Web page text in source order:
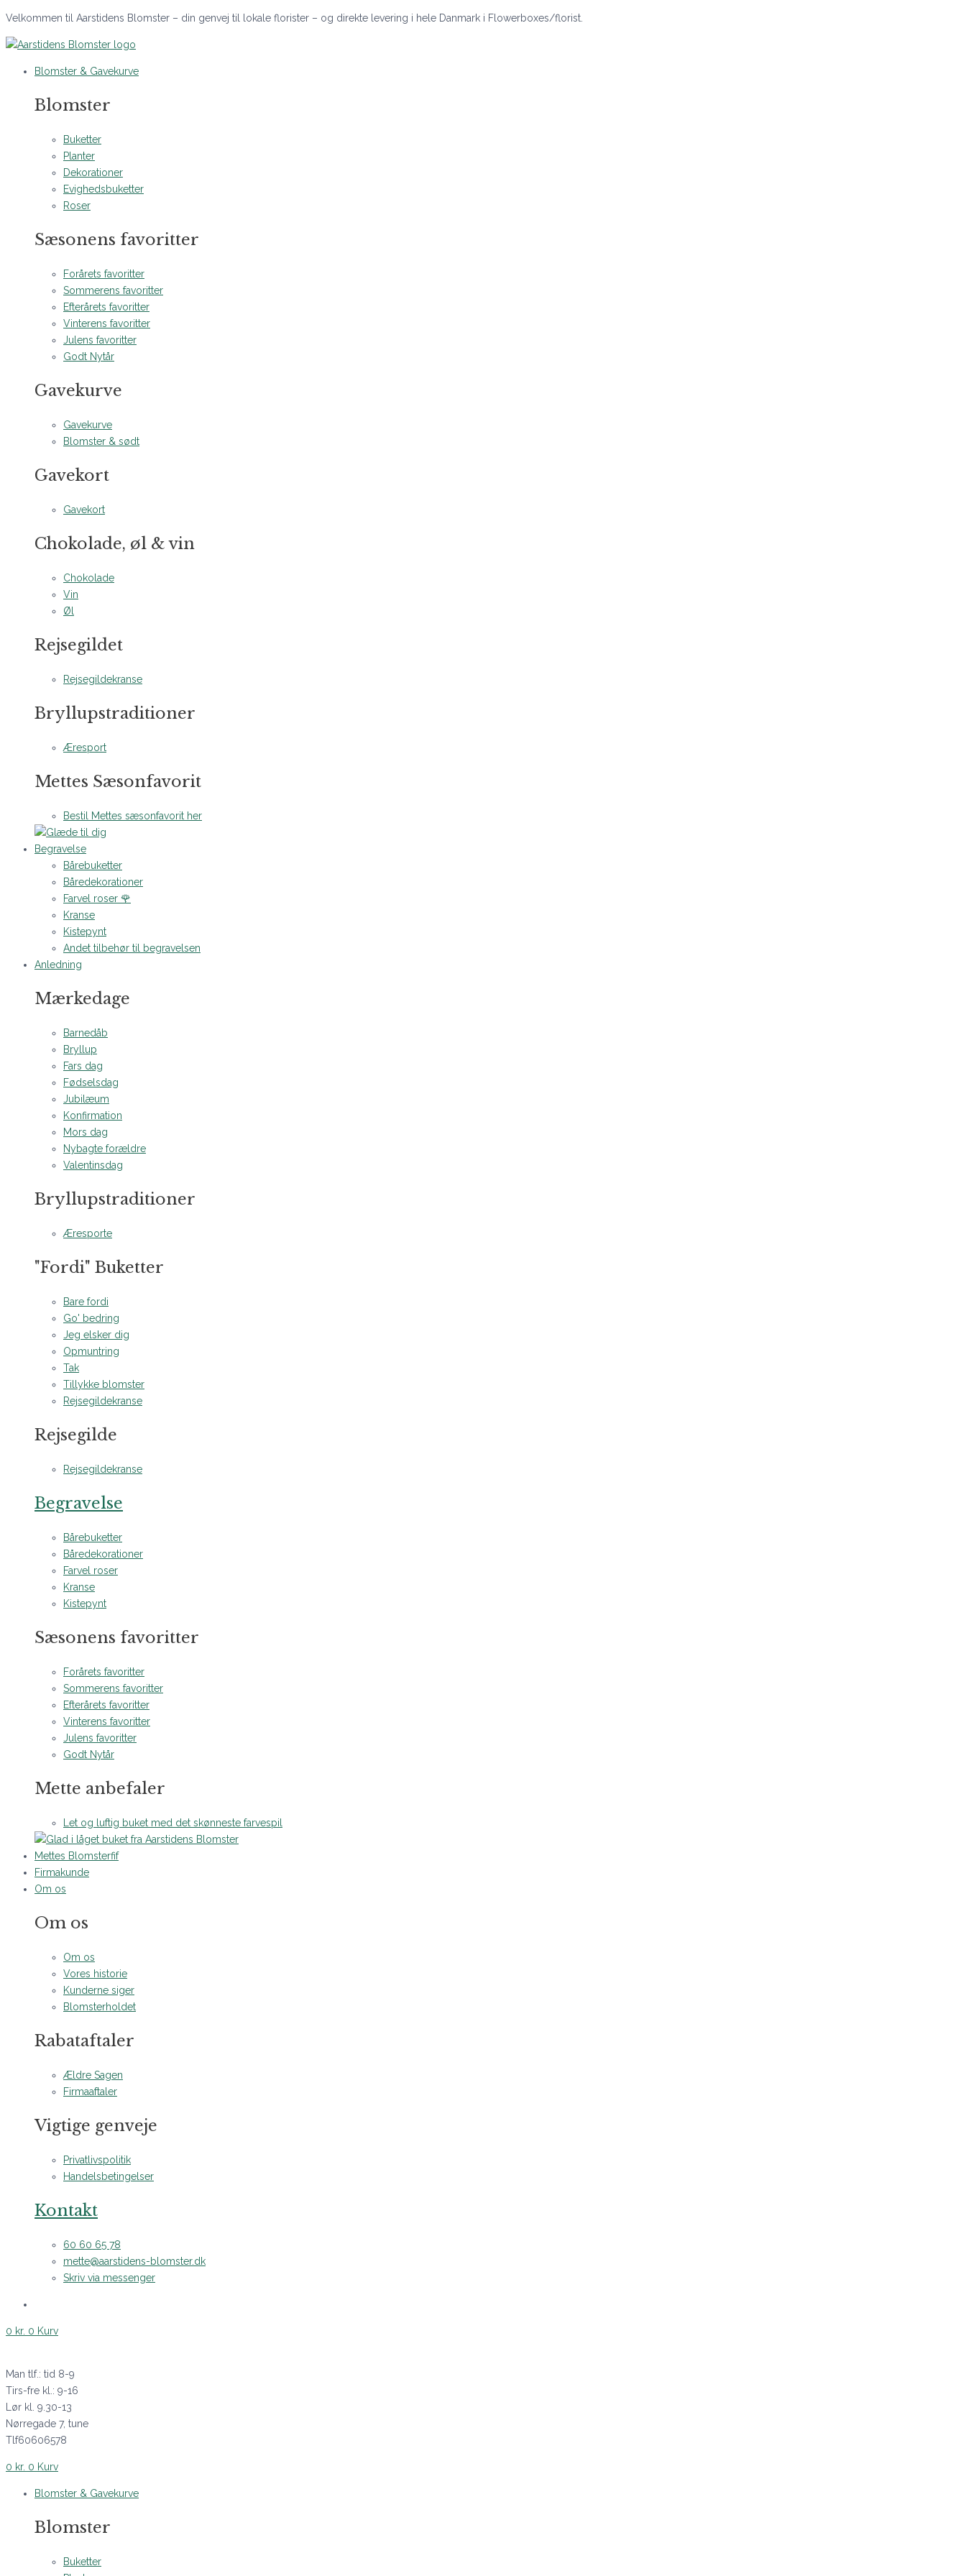
Gå
indholdet
Velkommen til Aarstidens Blomster – din genvej til lokale florister – og direkte levering i hele Danmark i Flowerboxes/florist.
Blomster & Gavekurve
Blomster
Buketter
Planter
Dekorationer
Evighedsbuketter
Roser
Sæsonens favoritter
Forårets favoritter
Sommerens favoritter
Efterårets favoritter
Vinterens favoritter
Julens favoritter
Godt Nytår
Gavekurve
Gavekurve
Blomster & sødt
Gavekort
Gavekort
Chokolade, øl & vin
Chokolade
Vin
Øl
Rejsegildet
Rejsegildekranse
Bryllupstraditioner
Æresport
Mettes Sæsonfavorit
Bestil Mettes sæsonfavorit her
Begravelse
Bårebuketter
Båredekorationer
Farvel roser 🌹
Kranse
Kistepynt
Andet tilbehør til begravelsen
Anledning
Mærkedage
Barnedåb
Bryllup
Fars dag
Fødselsdag
Jubilæum
Konfirmation
Mors dag
Nybagte forældre
Valentinsdag
Bryllupstraditioner
Æresporte
"Fordi" Buketter
Bare fordi
Go' bedring
Jeg elsker dig
Opmuntring
Tak
Tillykke blomster
Rejsegildekranse
Rejsegilde
Rejsegildekranse
Begravelse
Bårebuketter
Båredekorationer
Farvel roser
Kranse
Kistepynt
Sæsonens favoritter
Forårets favoritter
Sommerens favoritter
Efterårets favoritter
Vinterens favoritter
Julens favoritter
Godt Nytår
Mette anbefaler
Let og luftig buket med det skønneste farvespil
Mettes Blomsterfif
Firmakunde
Om os
Om os
Om os
Vores historie
Kunderne siger
Blomsterholdet
Rabataftaler
Ældre Sagen
Firmaaftaler
Vigtige genveje
Privatlivspolitik
Handelsbetingelser
Kontakt
60 60 65 78
mette@aarstidens-blomster.dk
Skriv via messenger
0 kr. 0 Kurv
Man tlf.: tid 8-9
Tirs-fre kl.: 9-16
Lør kl. 9.30-13
Nørregade 7, tune
Tlf60606578
0 kr. 0 Kurv
Blomster & Gavekurve
Blomster
Buketter
Prisinterval: